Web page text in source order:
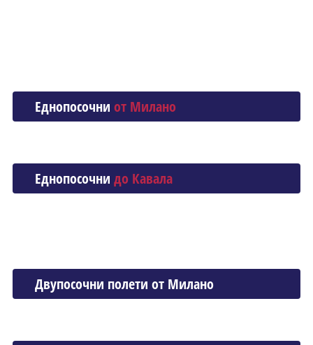
Еднопосочни от Миланo
Еднопосочни до Кавала
Двупосочни полети от Миланo